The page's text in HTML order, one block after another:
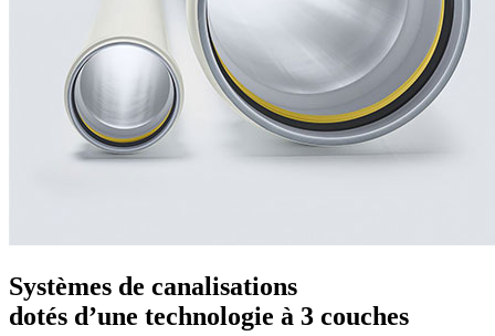
Systèmes de canalisations
dotés d’une technologie à 3 couches